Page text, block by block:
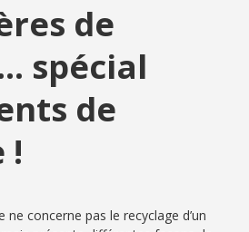
de
spécial
de
!
concerne pas le recyclage d’un